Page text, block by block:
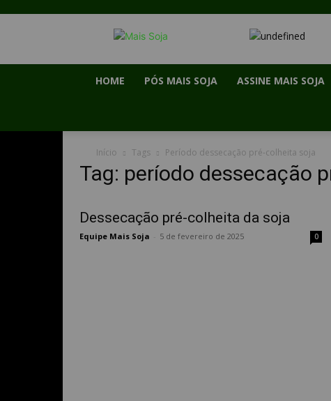
HOME PÓS MAIS SOJA ASSINE MAIS SOJA
Início Tags Período dessecação pré-colheita soja
Tag: período dessecação
Dessecação pré-colheita da soja
Equipe Mais Soja 5 de fevereiro de 2025 0